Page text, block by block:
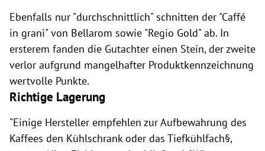
Ebenfalls nur "durchschnittlich" schnitten der "Caffé
in grani" von Bellarom sowie "Regio Gold" ab. In
ersterem fanden die Gutachter einen Stein, der zweite
verlor aufgrund mangelhafter Produktkennzeichnung
wertvolle Punkte.
Richtige Lagerung
"Einige Hersteller empfehlen zur Aufbewahrung des
Kaffees den Kühlschrank oder das Tiefkühlfach§,